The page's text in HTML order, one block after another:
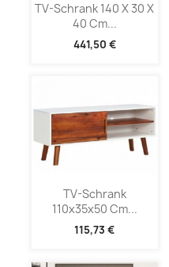
TV-Schrank 140 X 30 X
40 Cm...
441,50 €
TV-Schrank
110x35x50 Cm...
115,73 €